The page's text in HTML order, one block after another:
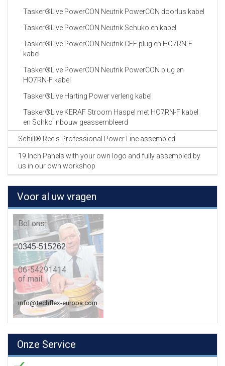
Tasker®Live PowerCON Neutrik PowerCON doorlus kabel
Tasker®Live PowerCON Neutrik Schuko en kabel
Tasker®Live PowerCON Neutrik CEE plug en HO7RN-F
kabel
Tasker®Live PowerCON Neutrik PowerCON plug en
HO7RN-F kabel
Tasker®Live Harting Power verleng kabel
Tasker®Live KERAF Stroom Haspel met HO7RN-F kabel
en Schko inbouw geassembleerd
Schill® Reels Professional Power Line assembled
19 Inch Panels with your own logo and fully assembled by
us in our own workshop
Voor al uw vragen
Bel ons:
0345-515262
06-54291414
of mail:
info@techflex-europa.com
Onze Service